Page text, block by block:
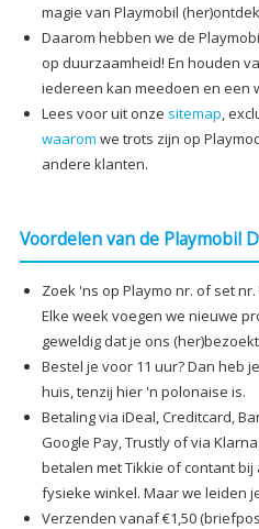
magie van Playmobil
Daarom hebben we de
op duurzaamheid! En houden
iedereen kan meedoen en een
Lees voor uit onze sitemap ,
waarom we trots zijn op
andere klanten.
Voordelen van de Playmobil
Zoek 'ns op Playmo nr. of set
Elke week voegen we nieuwe
geweldig dat je ons
Bestel je voor 11 uur? Dan heb
huis, tenzij hier 'n polonaise is.
Betaling via iDeal, Creditcard,
Google Pay, Trustly of via
betalen met Tikkie of contant bij
fysieke winkel. Maar we leiden
Verzenden vanaf €1,50